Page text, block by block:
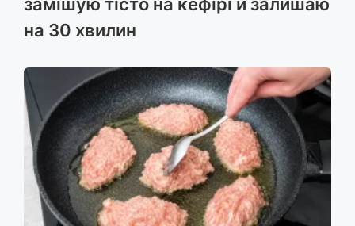
на 30 хвилин